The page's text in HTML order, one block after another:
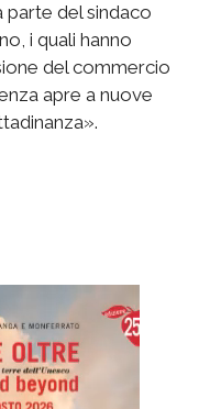
parte del sindaco
i quali hanno
del commercio
apre a nuove